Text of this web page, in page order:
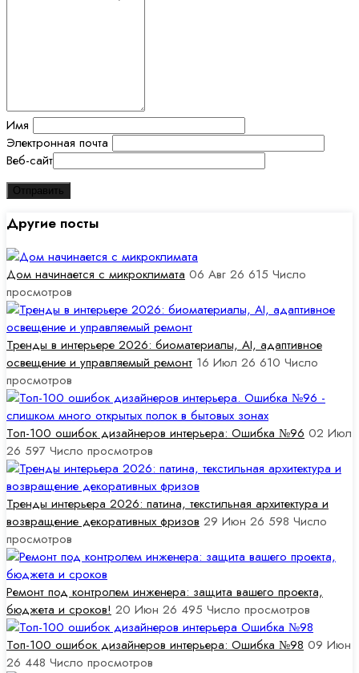
Имя
Электронная почта
Веб-сайт
Другие посты
Дом начинается с микроклимата 06 Авг 26 615 Число
просмотров
Тренды в интерьере 2026: биоматериалы, AI, адаптивное
освещение и управляемый ремонт 16 Июл 26 610 Число
просмотров
Топ-100 ошибок дизайнеров интерьера: Ошибка №96 02 Июл
26 597 Число просмотров
Тренды интерьера 2026: патина, текстильная архитектура и
возвращение декоративных фризов 29 Июн 26 598 Число
просмотров
Ремонт под контролем инженера: защита вашего проекта,
бюджета и сроков! 20 Июн 26 495 Число просмотров
Топ-100 ошибок дизайнеров интерьера: Ошибка №98 09 Июн
26 448 Число просмотров